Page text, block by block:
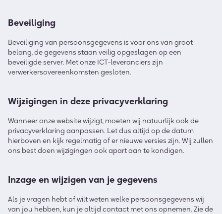
Beveiliging
Beveiliging van persoonsgegevens is voor ons van groot
belang, de gegevens staan veilig opgeslagen op een
beveiligde server. Met onze ICT-leveranciers zijn
verwerkersovereenkomsten gesloten.
Wijzigingen in deze privacyverklaring
Wanneer onze website wijzigt, moeten wij natuurlijk ook de
privacyverklaring aanpassen. Let dus altijd op de datum
hierboven en kijk regelmatig of er nieuwe versies zijn. Wij zullen
ons best doen wijzigingen ook apart aan te kondigen.
Inzage en wijzigen van je gegevens
Als je vragen hebt of wilt weten welke persoonsgegevens wij
van jou hebben, kun je altijd contact met ons opnemen. Zie de